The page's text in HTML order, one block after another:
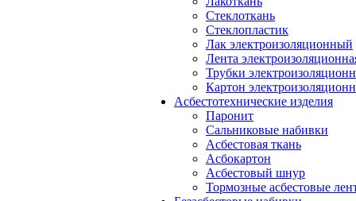
Стеклоткань
Стеклопластик
Лак электроизоляционный
Лента
Трубки
Картон
Асбестотехнические изделия
Паронит
Сальниковые набивки
Асбестовая ткань
Асбокартон
Асбестовый шнур
Тормозные асбестовые